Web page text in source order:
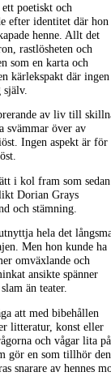
poetiskt och
efter identitet där hon
henne. Allt det
rastlösheten och
som en karta och
kärlekspakt där ingen
av liv till
svämmar över av
Ingen aspekt är för
i kol fram som sedan
Dorian Grays
och stämning.
hela det
Men hon kunde ha
omväxlande och
ansikte spänner
än teater.
att med bibehållen
litteratur, konst eller
och vågar lita på
gör en som tillhör den
snarare av hennes